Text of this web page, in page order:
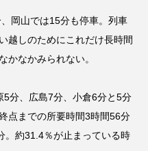
岡山では15分も停車。列車
越しのためにこれだけ長時間
かなかみられない。
分、広島7分、小倉6分と5分
点までの所要時間3時間56分
。約31.4％が止まっている時